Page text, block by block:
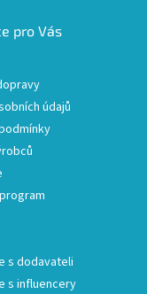
pro Vás
údajů
s dodavateli
s influencery